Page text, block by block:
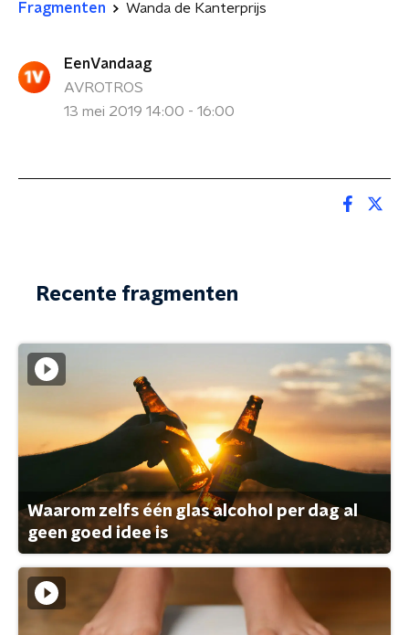
Fragmenten Wanda de Kanterprijs
EenVandaag
AVROTROS
13 mei 2019 14:00 - 16:00
Recente fragmenten
Waarom zelfs één glas alcohol per dag al
geen goed idee is